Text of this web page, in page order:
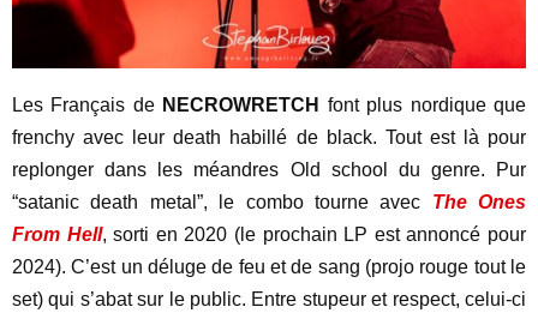
Les Français deNECROWRETCH font plus nordique que
frenchy avec leur death habillé de black. Tout est là pour
replonger dans les méandres Old school du genre. Pur
“satanic death metal”, le combo tourne avec The Ones
From Hell, sorti en 2020 (le prochain LP est annoncé pour
2024). C’est un déluge de feu et de sang (projo rouge tout le
set) qui s’abat sur le public. Entre stupeur et respect, celui-ci